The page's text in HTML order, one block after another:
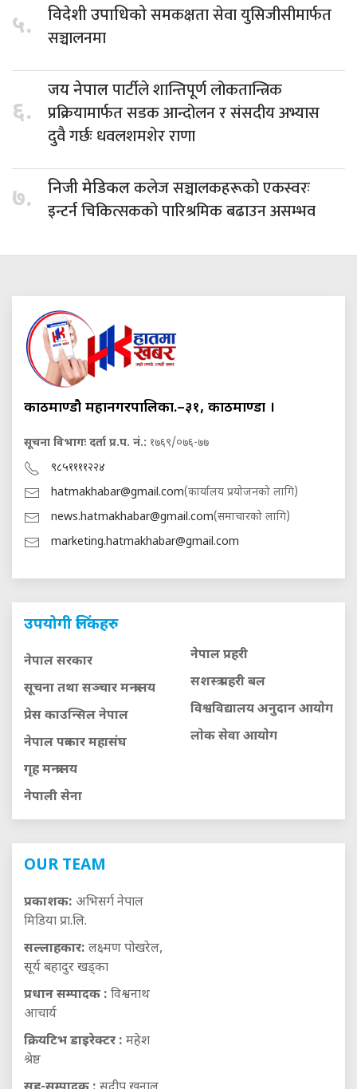
५. विदेशी उपाधिकोसमकक्षता सेवा युसिजीसीमार्फत
सञ्चालनमा
६.
जय नेपालपार्टीले शान्तिपूर्ण लोकतान्त्रिक
प्रक्रियामार्फत सडक आन्दोलन र संसदीय अभ्यास
दुवै गर्छः धवलशमशेर राणा
७. निजी मेडिकलकलेज सञ्चालकहरूको एकस्वरः
इन्टर्न चिकित्सकको पारिश्रमिक बढाउन असम्भव
काठमाण्डौ महानगरपालिका.–३१, काठमाण्डौं ।
सूचना विभागः दर्ता प्र.प. नं.: १७६९/०७६-७७
९८५११११२२४
hatmakhabar@gmail.com(कार्यालय प्रयोजनको लागि)
news.hatmakhabar@gmail.com(समाचारको लागि)
marketing.hatmakhabar@gmail.com
उपयोगी लिंकहरु
नेपाल सरकार
सूचना तथा सञ्चार मन्त्रालय
प्रेस काउन्सिल नेपाल
नेपाल पत्रकार महासंघ
गृह मन्त्रालय
नेपाली सेना
नेपाल प्रहरी
सशस्त्र प्रहरी बल
विश्वविद्यालय अनुदान आयाेग
लाेक सेवा आयाेग
OUR TEAM
प्रकाशक: अभिसर्ग नेपाल
मिडिया प्रा.लि.
सल्लाहकार: लक्ष्मण पोखरेल,
सूर्य बहादुर खड्का
प्रधान सम्पादक : विश्वनाथ
आचार्य
क्रियटिभ डाइरेक्टर : महेश
श्रेष्ठ